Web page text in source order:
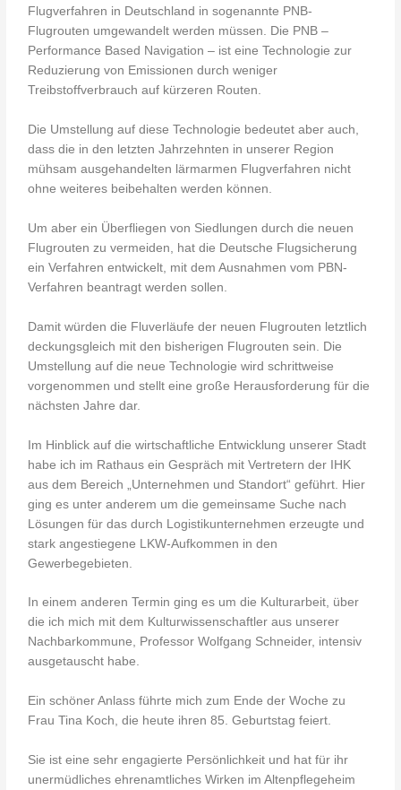
Flugverfahren in Deutschland in sogenannte PNB-
Flugrouten umgewandelt werden müssen. Die PNB –
Performance Based Navigation – ist eine Technologie zur
Reduzierung von Emissionen durch weniger
Treibstoffverbrauch auf kürzeren Routen.
Die Umstellung auf diese Technologie bedeutet aber auch,
dass die in den letzten Jahrzehnten in unserer Region
mühsam ausgehandelten lärmarmen Flugverfahren nicht
ohne weiteres beibehalten werden können.
Um aber ein Überfliegen von Siedlungen durch die neuen
Flugrouten zu vermeiden, hat die Deutsche Flugsicherung
ein Verfahren entwickelt, mit dem Ausnahmen vom PBN-
Verfahren beantragt werden sollen.
Damit würden die Fluverläufe der neuen Flugrouten letztlich
deckungsgleich mit den bisherigen Flugrouten sein. Die
Umstellung auf die neue Technologie wird schrittweise
vorgenommen und stellt eine große Herausforderung für die
nächsten Jahre dar.
Im Hinblick auf die wirtschaftliche Entwicklung unserer Stadt
habe ich im Rathaus ein Gespräch mit Vertretern der IHK
aus dem Bereich „Unternehmen und Standort“ geführt. Hier
ging es unter anderem um die gemeinsame Suche nach
Lösungen für das durch Logistikunternehmen erzeugte und
stark angestiegene LKW-Aufkommen in den
Gewerbegebieten.
In einem anderen Termin ging es um die Kulturarbeit, über
die ich mich mit dem Kulturwissenschaftler aus unserer
Nachbarkommune, Professor Wolfgang Schneider, intensiv
ausgetauscht habe.
Ein schöner Anlass führte mich zum Ende der Woche zu
Frau Tina Koch, die heute ihren 85. Geburtstag feiert.
Sie ist eine sehr engagierte Persönlichkeit und hat für ihr
unermüdliches ehrenamtliches Wirken im Altenpflegeheim